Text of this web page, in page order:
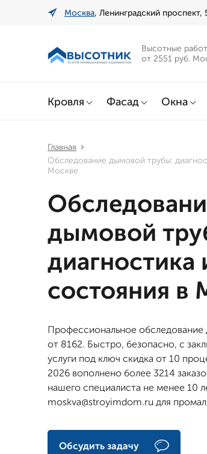
Москва, Ленинградский проспект,
Высотные
от 2551 руб.
Кровля Фасад Окна
Главная
Обследование дымовой трубы:
Москве
дымовой
диагностика
состояния в
Профессиональное
от 8162. Быстро, безопасно, с
услуги под ключ скидка от 10
2026 вополнено более 3214
нашего специалиста не менее 10
moskva@stroyimdom.ru для
Обсудить задачу